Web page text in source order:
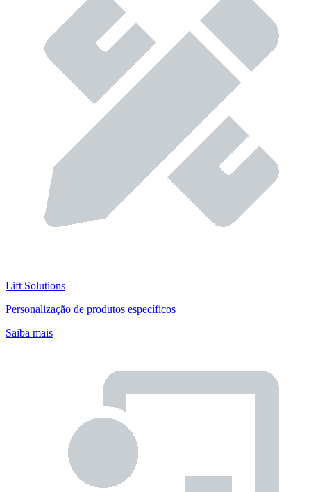
Lift Solutions
Personalização de produtos específicos
Saiba mais